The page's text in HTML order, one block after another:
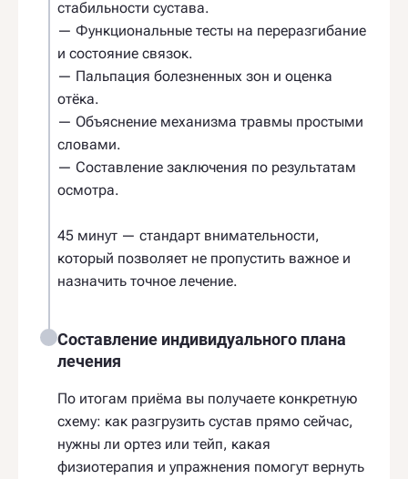
стабильности сустава.
— Функциональные тесты на переразгибание
и состояние связок.
— Пальпация болезненных зон и оценка
отёка.
— Объяснение механизма травмы простыми
словами.
— Составление заключения по результатам
осмотра.
45 минут — стандарт внимательности,
который позволяет не пропустить важное и
назначить точное лечение.
Составление индивидуального плана
лечения
По итогам приёма вы получаете конкретную
схему: как разгрузить сустав прямо сейчас,
нужны ли ортез или тейп, какая
физиотерапия и упражнения помогут вернуть